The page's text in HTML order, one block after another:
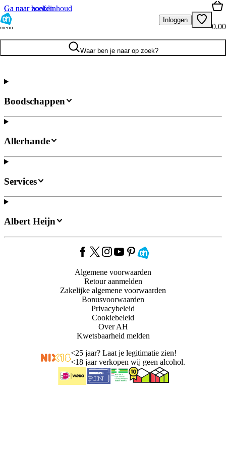
Ga naar hoofdinhoud
Ga naar zoeken
menu
Inloggen
0.00
Waar ben je naar op zoek?
Boodschappen
Allerhande
Services
Albert Heijn
Algemene voorwaarden
Retour aanmelden
Zakelijke algemene voorwaarden
Bonusvoorwaarden
Privacybeleid
Cookiebeleid
Over AH
Kwetsbaarheid melden
<25 jaar? Laat je legitimatie zien!
<18 jaar verkopen wij geen alcohol.